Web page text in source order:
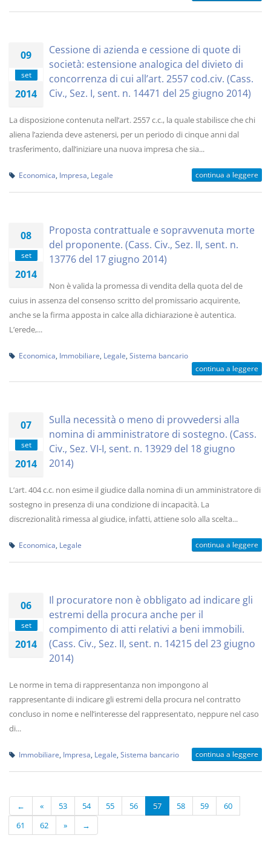
09
set
2014
Cessione di azienda e cessione di quote di
società: estensione analogica del divieto di
concorrenza di cui all’art. 2557 cod.civ. (Cass.
Civ., Sez. I, sent. n. 14471 del 25 giugno 2014)
La disposizione contenuta nell’art. 2557 c.c., la quale stabilisce che chi
aliena l’azienda deve astenersi, per un periodo di cinque anni dal
trasferimento, dall’iniziare una nuova impresa che sia...
Economica Impresa Legale continua a leggere
08
set
2014
Proposta contrattuale e sopravvenuta morte
del proponente. (Cass. Civ., Sez. II, sent. n.
13776 del 17 giugno 2014)
Non è valida la promessa di vendita della quota del de
cuius in assenza del consenso scritto del promissario acquirente,
anche se la firma apposta in calce alla dichiarazione è autentica.
L’erede,...
Economica Immobiliare Legale Sistema bancario
continua a leggere
07
set
2014
Sulla necessità o meno di provvedersi alla
nomina di amministratore di sostegno. (Cass.
Civ., Sez. VI-I, sent. n. 13929 del 18 giugno
2014)
L’art. 404 c.c. non esime il giudice dalla nomina di un amministratore di
sostegno in presenza di una condizione di incapacità. La
discrezionalità rimessa al giudice, infatti, attiene solo alla scelta...
Economica Legale continua a leggere
06
set
2014
Il procuratore non è obbligato ad indicare gli
estremi della procura anche per il
compimento di atti relativi a beni immobili.
(Cass. Civ., Sez. II, sent. n. 14215 del 23 giugno
2014)
Le norme in tema di rappresentanza non impongono al
rappresentante di indicare gli estremi della procura nel contratto
concluso in nome e nell’interesse del rappresentato, neppure nel caso
di...
Immobiliare Impresa Legale Sistema bancario continua a leggere
← « 53 54 55 56 57 58 59
60
61
62 » →